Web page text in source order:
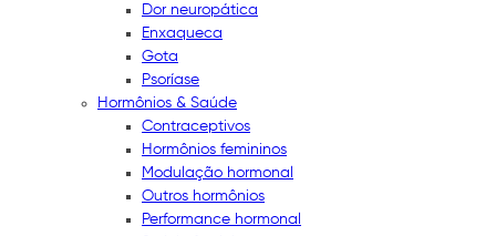
Dor neuropática
Enxaqueca
Gota
Psoríase
Hormônios & Saúde
Contraceptivos
Hormônios femininos
Modulação hormonal
Outros hormônios
Performance hormonal